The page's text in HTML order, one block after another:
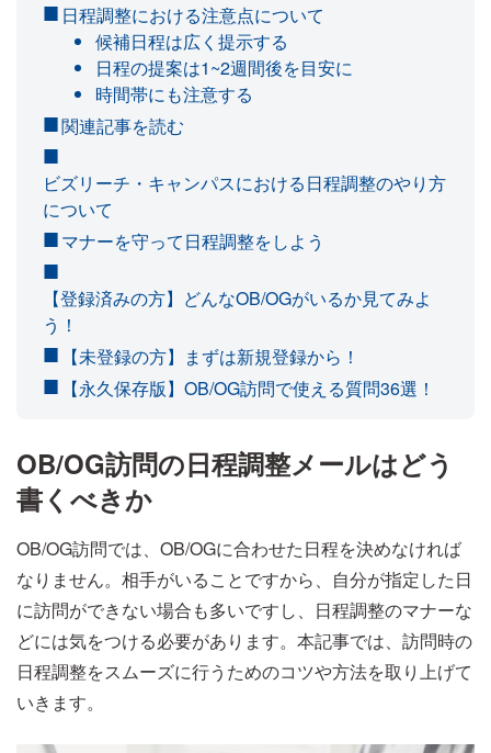
日程調整における注意点について
候補日程は広く提示する
日程の提案は1~2週間後を目安に
時間帯にも注意する
関連記事を読む
ビズリーチ・キャンパスにおける日程調整のやり方
について
マナーを守って日程調整をしよう
【登録済みの方】どんなOB/OGがいるか見てみよ
う！
【未登録の方】まずは新規登録から！
【永久保存版】OB/OG訪問で使える質問36選！
OB/OG訪問の日程調整メールはどう
書くべきか
OB/OG訪問では、OB/OGに合わせた日程を決めなければ
なりません。相手がいることですから、自分が指定した日
に訪問ができない場合も多いですし、日程調整のマナーな
どには気をつける必要があります。本記事では、訪問時の
日程調整をスムーズに行うためのコツや方法を取り上げて
いきます。